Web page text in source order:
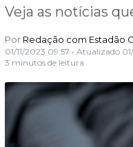
Veja as notícias
Por Redação com Estadão
01/11/2023 09:57 • Atualizado
3 minutos de leitura